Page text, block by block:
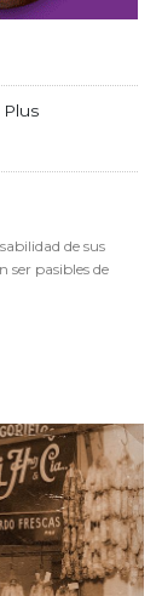
Plus
de sus
ser pasibles de